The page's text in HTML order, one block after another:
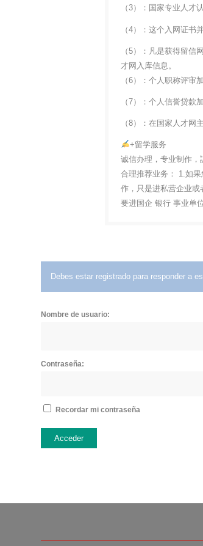
（3）：国家专业人才
（4）：这个入网证书
（5）：凡是获得留信
才网入库信息。
（6）：个人职称评审
（7）：个人信誉贷款
（8）：在国家人才网
+留学服务
诚信办理，专业制作，
合理推荐业务： 1.如
作，只是进私营企业
要进国企 银行 事业单
Debes estar registrado para responder a
Nombre de usuario:
Contraseña:
Recordar mi contraseña
Acceder